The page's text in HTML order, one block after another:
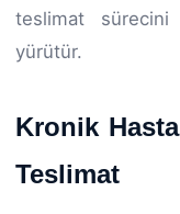
teslimat
yürütür.
Kronik
Teslimat